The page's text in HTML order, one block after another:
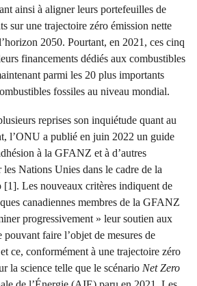
ainsi à aligner leurs portefeuilles de
sur une trajectoire zéro émission nette
2050. Pourtant, en 2021, ces cinq
financements dédiés aux combustibles
parmi les 20 plus importants
fossiles au niveau mondial.
reprises son inquiétude quant au
l’ONU a publié en juin 2022 un guide
à la GFANZ et à d’autres
Nations Unies dans le cadre de la
[1]. Les nouveaux critères indiquent de
canadiennes membres de la GFANZ
progressivement » leur soutien aux
faire l’objet de mesures de
ce, conformément à une trajectoire zéro
la science telle que le scénario Net Zero